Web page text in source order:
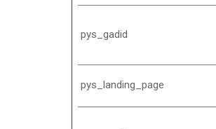
pys_gadid
pys_landing_page